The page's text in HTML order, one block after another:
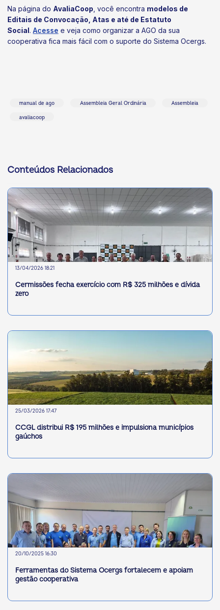
Na página do AvaliaCoop , você encontra modelos de
Editais de Convocação, Atas e até de Estatuto
Social. Acesse e veja como organizar a AGO da sua
cooperativa fica mais fácil com o suporte do Sistema Ocergs.
manual de ago Assembleia Geral Ordinária Assembleia
avaliacoop
Conteúdos Relacionados
13/04/2026 18:21
Cermissões fecha exercício com R$ 325 milhões e dívida
zero
25/03/2026 17:47
CCGL distribui R$ 195 milhões e impulsiona municípios
gaúchos
20/10/2025 16:30
Ferramentas do Sistema Ocergs fortalecem e apoiam
gestão cooperativa